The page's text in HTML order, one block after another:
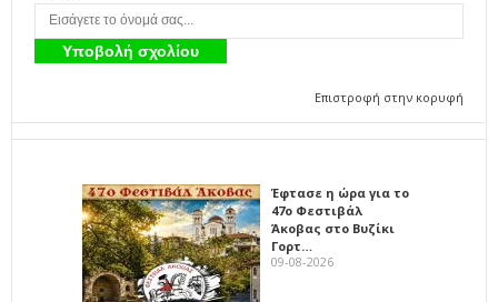
Επιστροφή στην κορυφή
Έφτασε η ώρα για το
47ο Φεστιβάλ
Άκοβας στο Βυζίκι
Γορτ…
09-08-2026